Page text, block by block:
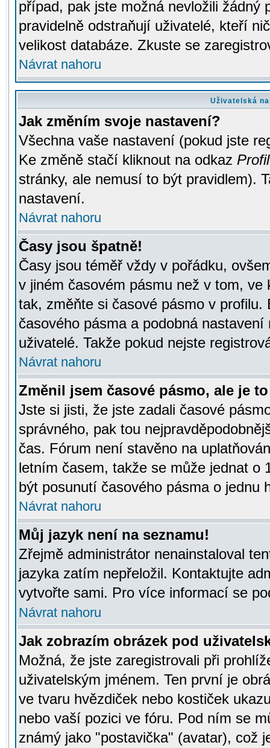
případ, pak jste možná nevložili žádný
pravidelně odstraňují uživatelé, kteří
velikost databáze. Zkuste se
Návrat nahoru
Uživatelská
Jak změním svoje nastavení?
Všechna vaše nastavení (pokud jste
Ke změně stačí kliknout na odkaz Profil
stránky, ale nemusí to být pravidlem).
nastavení.
Návrat nahoru
Časy jsou špatně!
Časy jsou téměř vždy v pořádku,
v jiném časovém pásmu než v tom,
tak, změňte si časové pásmo v
časového pásma a podobná
uživatelé. Takže pokud nejste
Návrat nahoru
Změnil jsem časové pásmo, ale je
Jste si jisti, že jste zadali časové
správného, pak tou
čas. Fórum není stavěno na
letním časem, takže se může jednat o
být posunutí časového pásma o jednu
Návrat nahoru
Můj jazyk není na seznamu!
Zřejmě administrátor nenainstaloval
jazyka zatím nepřeložil. Kontaktujte
vytvořte sami. Pro více informací se
Návrat nahoru
Jak zobrazím obrázek pod
Možná, že jste zaregistrovali při
uživatelským jménem. Ten první je
ve tvaru hvězdiček nebo kostiček
nebo vaší pozici ve fóru. Pod ním se
známý jako "postavička" (avatar), což